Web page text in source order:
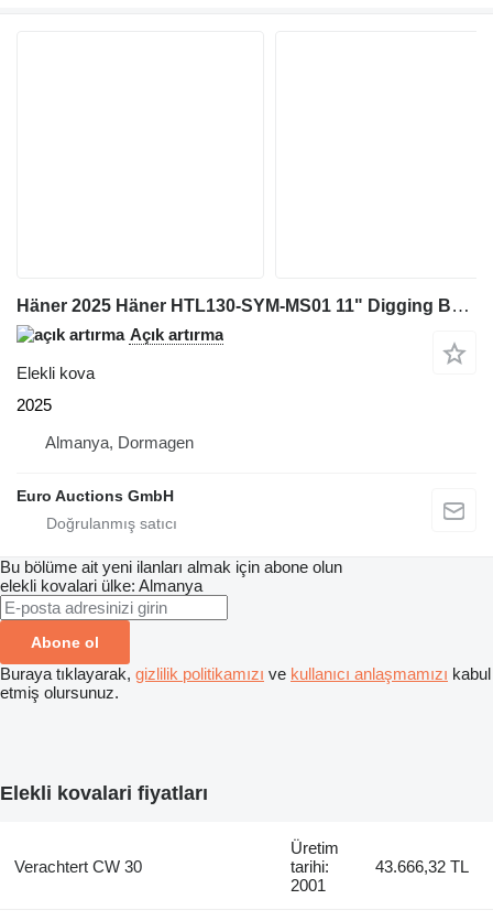
Häner 2025 Häner HTL130-SYM-MS01 11" Digging Bucket to suit MS03
Açık artırma
Elekli kova
2025
Almanya, Dormagen
Euro Auctions GmbH
Bu bölüme ait yeni ilanları almak için abone olun
elekli kovalari ülke: Almanya
Abone ol
Buraya tıklayarak, gizlilik politikamızı ve kullanıcı anlaşmamızı kabul
etmiş olursunuz.
Elekli kovalari fiyatları
Verachtert CW 30
Üretim
tarihi:
2001
43.666,32 TL